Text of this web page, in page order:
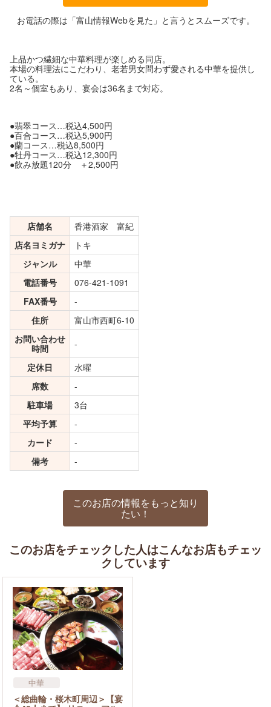
お電話の際は「富山情報Webを見た」と言うとスムーズです。
上品かつ繊細な中華料理が楽しめる同店。
本場の料理法にこだわり、老若男女問わず愛される中華を提供し
ている。
2名～個室もあり、宴会は36名まで対応。
●翡翠コース…税込4,500円
●百合コース…税込5,900円
●蘭コース…税込8,500円
●牡丹コース…税込12,300円
●飲み放題120分 ＋2,500円
店舗名
香港酒家 富紀
店名ヨミガナ
トキ
ジャンル
中華
電話番号
076-421-1091
FAX番号
-
住所
富山市西町6-10
お問い合わせ
時間
-
定休日
水曜
席数
-
駐車場
3台
平均予算
-
カード
-
備考
-
このお店の情報をもっと知り
たい！
このお店をチェックした人はこんなお店もチェッ
クしています
中華
＜総曲輪・桜木町周辺＞【宴